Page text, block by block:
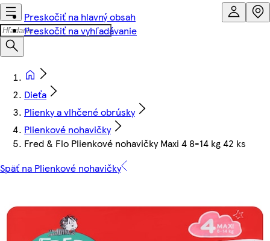
Preskočiť na hlavný obsah
Preskočiť na vyhľadávanie
Dieťa
Plienky a vlhčené obrúsky
Plienkové nohavičky
Fred & Flo Plienkové nohavičky Maxi 4 8-14 kg 42 ks
Späť na Plienkové nohavičky